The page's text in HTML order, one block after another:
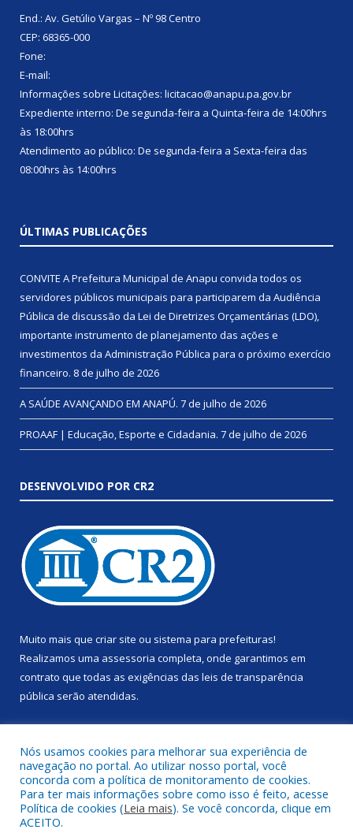
End.: Av. Getúlio Vargas – Nº 98 Centro
CEP: 68365-000
Fone:
E-mail:
Informações sobre Licitações: licitacao@anapu.pa.gov.br
Expediente interno: De segunda-feira a Quinta-feira de 14:00hrs
às 18:00hrs
Atendimento ao público: De segunda-feira a Sexta-feira das
08:00hrs às 14:00hrs
ÚLTIMAS PUBLICAÇÕES
CONVITE A Prefeitura Municipal de Anapu convida todos os
servidores públicos municipais para participarem da Audiência
Pública de discussão da Lei de Diretrizes Orçamentárias (LDO),
importante instrumento de planejamento das ações e
investimentos da Administração Pública para o próximo exercício
financeiro. 8 de julho de 2026
A SAÚDE AVANÇANDO EM ANAPÚ. 7 de julho de 2026
PROAAF | Educação, Esporte e Cidadania. 7 de julho de 2026
DESENVOLVIDO POR CR2
Muito mais que criar site ou sistema para prefeituras!
Realizamos uma assessoria completa, onde garantimos em
contrato que todas as exigências das leis de transparência
pública serão atendidas.
Todos os direitos reservados a Prefeitura Municipal de Anapu.
Nós usamos cookies para melhorar sua experiência de
navegação no portal. Ao utilizar nosso portal, você
concorda com a política de monitoramento de cookies.
Para ter mais informações sobre como isso é feito, acesse
Política de cookies (Leia mais). Se você concorda, clique em
ACEITO.